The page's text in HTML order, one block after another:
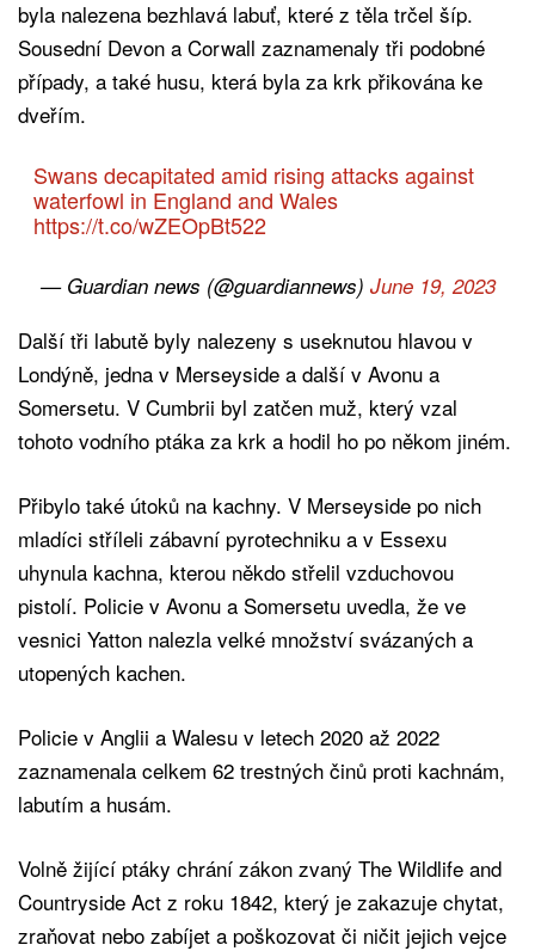
byla nalezena bezhlavá labuť, které z těla trčel šíp.
Sousední Devon a Corwall zaznamenaly tři podobné
případy, a také husu, která byla za krk přikována ke
dveřím.
Swans decapitated amid rising attacks against
waterfowl in England and Wales
https://t.co/wZEOpBt522
— Guardian news (@guardiannews) June 19, 2023
Další tři labutě byly nalezeny s useknutou hlavou v
Londýně, jedna v Merseyside a další v Avonu a
Somersetu. V Cumbrii byl zatčen muž, který vzal
tohoto vodního ptáka za krk a hodil ho po někom jiném.
Přibylo také útoků na kachny. V Merseyside po nich
mladíci stříleli zábavní pyrotechniku a v Essexu
uhynula kachna, kterou někdo střelil vzduchovou
pistolí. Policie v Avonu a Somersetu uvedla, že ve
vesnici Yatton nalezla velké množství svázaných a
utopených kachen.
Policie v Anglii a Walesu v letech 2020 až 2022
zaznamenala celkem 62 trestných činů proti kachnám,
labutím a husám.
Volně žijící ptáky chrání zákon zvaný The Wildlife and
Countryside Act z roku 1842, který je zakazuje chytat,
zraňovat nebo zabíjet a poškozovat či ničit jejich vejce